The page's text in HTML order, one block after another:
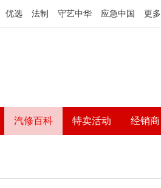
优选 法制 守艺中华 应急中国 更多
汽修百科 特卖活动 经销商